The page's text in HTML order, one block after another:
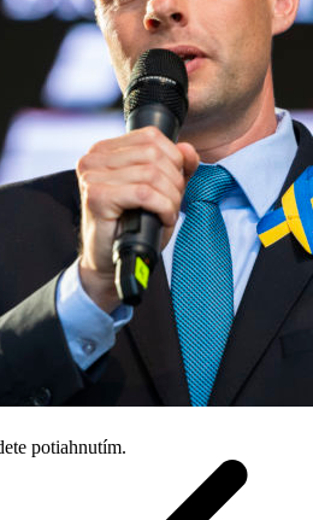
potiahnutím.